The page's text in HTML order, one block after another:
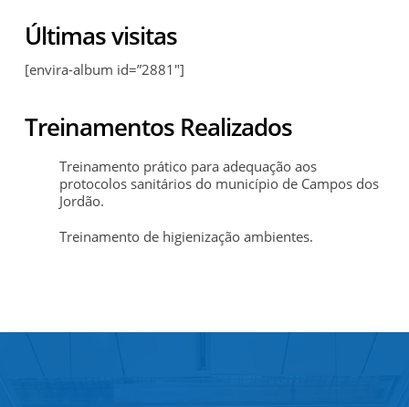
Últimas visitas
[envira-album id=”2881″]
Treinamentos Realizados
Treinamento prático para adequação aos
protocolos sanitários do município de Campos dos
Jordão.
Treinamento de higienização ambientes.